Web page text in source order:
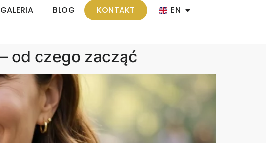
GALERIA BLOG KONTAKT EN
od czego zacząć